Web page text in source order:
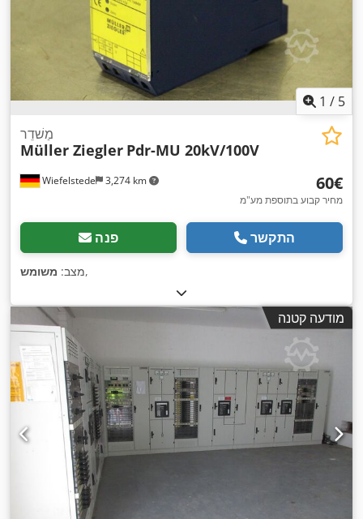
1 / 5
Wiefelstede 3,274 km
מַשׁדֵר
Müller Ziegler Pdr-MU 20kV/100V
‏60 ‏€
מחיר קבוע בתוספת מע"מ
פנה התקשר
מצב: משומש ,
מודעה קטנה